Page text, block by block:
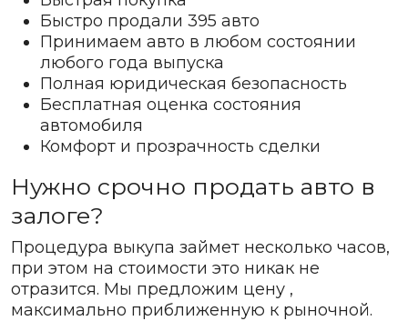
Быстро продали 395 авто
Принимаем авто в любом состоянии
любого года выпуска
Полная юридическая безопасность
Бесплатная оценка состояния
автомобиля
Комфорт и прозрачность сделки
Нужно срочно продать авто в
залоге?
Процедура выкупа займет несколько часов,
при этом на стоимости это никак не
отразится. Мы предложим цену ,
максимально приближенную к рыночной.